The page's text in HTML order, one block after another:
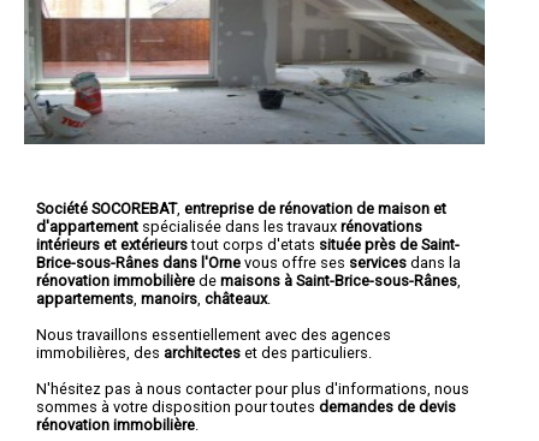
Société SOCOREBAT, entreprise de rénovation de maison et
d'appartement spécialisée dans les travaux rénovations
intérieurs et extérieurstout corps d'etats située près de Saint-
Brice-sous-Rânes dans l'Orne vous offre ses services dans la
rénovation immobilière de maisons à Saint-Brice-sous-Rânes
appartements manoirs châteaux.
Nous travaillons essentiellement avec des agences
immobilières, des architectes et des particuliers.
N'hésitez pas à nous contacter pour plus d'informations, nous
sommes à votre disposition pour toutes demandes de devis
rénovation immobilière